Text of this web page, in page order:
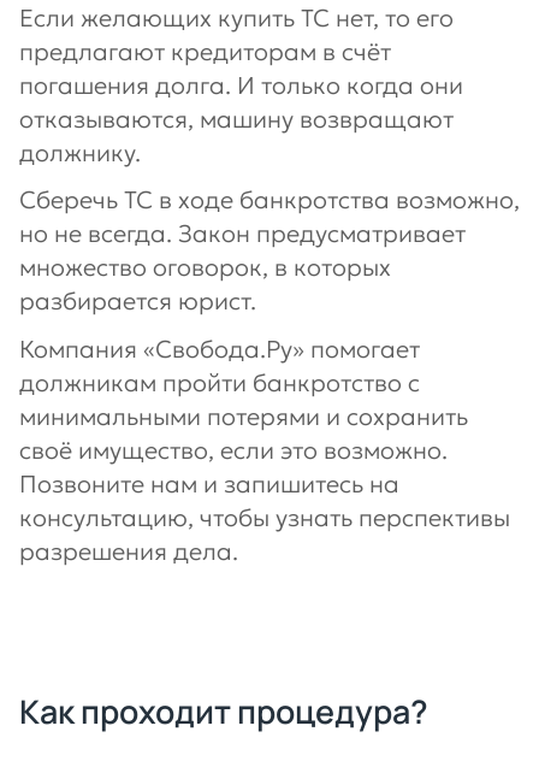
Если желающих купить ТС нет, то его
предлагают кредиторам в счёт
погашения долга. И только когда они
отказываются, машину возвращают
должнику.
Сберечь ТС в ходе банкротства возможно,
но не всегда. Закон предусматривает
множество оговорок, в которых
разбирается юрист.
Компания «Свобода.Ру» помогает
должникам пройти банкротство с
минимальными потерями и сохранить
своё имущество, если это возможно.
Позвоните нам и запишитесь на
консультацию, чтобы узнать перспективы
разрешения дела.
Как проходит процедура?